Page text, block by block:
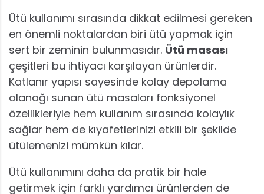
Ütü kullanımı sırasında dikkat edilmesi gereken
en önemli noktalardan biri ütü yapmak için
sert bir zeminin bulunmasıdır. Ütü masası
çeşitleri bu ihtiyacı karşılayan ürünlerdir.
Katlanır yapısı sayesinde kolay depolama
olanağı sunan ütü masaları fonksiyonel
özellikleriyle hem kullanım sırasında kolaylık
sağlar hem de kıyafetlerinizi etkili bir şekilde
ütülemenizi mümkün kılar.
Ütü kullanımını daha da pratik bir hale
getirmek için farklı yardımcı ürünlerden de